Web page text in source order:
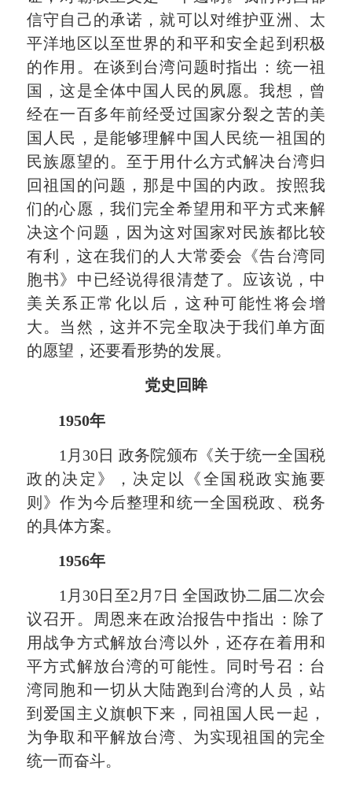
信守自己的承诺，就可以对维护亚洲、太
平洋地区以至世界的和平和安全起到积极
的作用。在谈到台湾问题时指出：统一祖
国，这是全体中国人民的夙愿。我想，曾
经在一百多年前经受过国家分裂之苦的美
国人民，是能够理解中国人民统一祖国的
民族愿望的。至于用什么方式解决台湾归
回祖国的问题，那是中国的内政。按照我
们的心愿，我们完全希望用和平方式来解
决这个问题，因为这对国家对民族都比较
有利，这在我们的人大常委会《告台湾同
胞书》中已经说得很清楚了。应该说，中
美关系正常化以后，这种可能性将会增
大。当然，这并不完全取决于我们单方面
的愿望，还要看形势的发展。
党史回眸
1950年
1月30日 政务院颁布《关于统一全国税
政的决定》，决定以《全国税政实施要
则》作为今后整理和统一全国税政、税务
的具体方案。
1956年
1月30日至2月7日 全国政协二届二次会
议召开。周恩来在政治报告中指出：除了
用战争方式解放台湾以外，还存在着用和
平方式解放台湾的可能性。同时号召：台
湾同胞和一切从大陆跑到台湾的人员，站
到爱国主义旗帜下来，同祖国人民一起，
为争取和平解放台湾、为实现祖国的完全
统一而奋斗。